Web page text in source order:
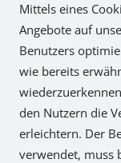
Mittels eines
Angebote auf
Benutzers
wie bereits
den Nutzern die
erleichtern. Der
verwendet, muss